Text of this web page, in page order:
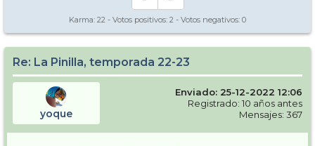
Karma: 22 - Votos positivos: 2 - Votos negativos: 0
Re: La Pinilla, temporada 22-23
yoque
Enviado: 25-12-2022 12:06
Registrado: 10 años antes
Mensajes: 367